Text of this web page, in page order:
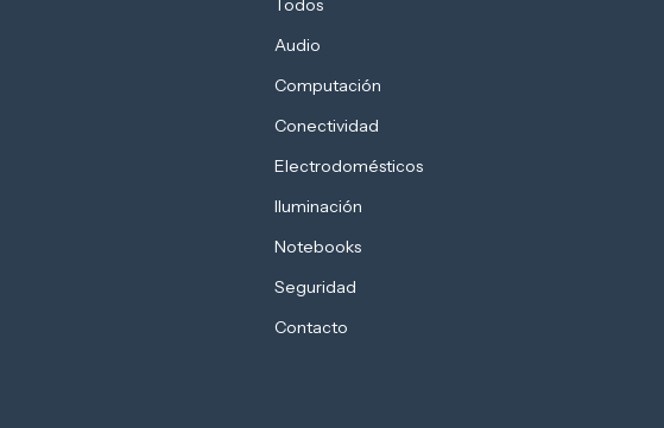
Todos
Audio
Computación
Conectividad
Electrodomésticos
Iluminación
Notebooks
Seguridad
Contacto